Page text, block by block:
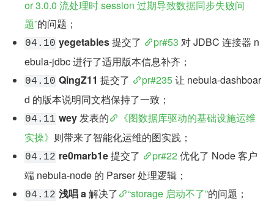
or 3.0.0 流处理时 session 过期导致数据同步失败问
题”的问题；
04.10 yegetables 提交了 pr#53 对 JDBC 连接器 n
ebula-jdbc 进行了适用版本信息补齐；
04.10 QingZ11 提交了 pr#235 让 nebula-dashboar
d 的版本说明同文档保持了一致；
04.11 wey 发表的
《图数据库驱动的基础设施运维
实操》 则带来了智能化运维的图实践；
04.12 re0marb1e 提交了 pr#22 优化了 Node 客户
端 nebula-node 的 Parser 处理逻辑；
04.12 浅唱 a 解决了 “storage 启动不了”的问题；